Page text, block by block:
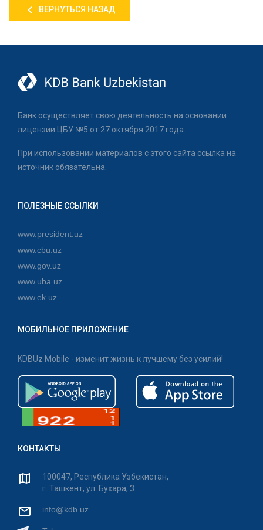
ВЕРНУТЬСЯ НАЗАД
Банк осуществляет свою деятельность на основании
лицензии ЦБУ №5 от 27 октября 2017 года.
При использовании материалов с этого сайта ссылка на
источник обязательна.
ПОЛЕЗНЫЕ ССЫЛКИ
www.president.uz
www.cbu.uz
www.gov.uz
www.uba.uz
www.ek.uz
МОБИЛЬНОЕ ПРИЛОЖЕНИЕ
KDBUz Mobile - изменит жизнь к лучшему без усилий!
КОНТАКТЫ
100047, Республика Узбекистан,
г. Ташкент, ул. Бухара, 3
info@kdb.uz